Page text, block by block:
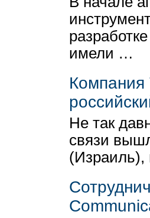
имели …
Компания
Не так
связи
(Израиль),